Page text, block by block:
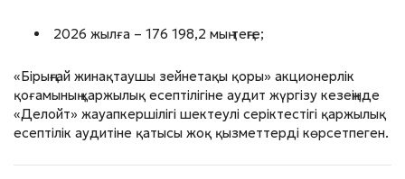
2026 жылға – 176 198,2 мың теңге;
«Бірыңғай жинақтаушы зейнетақы қоры» акционерлік
қоғамының қаржылық есептілігіне аудит жүргізу кезеңінде
«Делойт» жауапкершілігі шектеулі серіктестігі қаржылық
есептілік аудитіне қатысы жоқ қызметтерді көрсетпеген.